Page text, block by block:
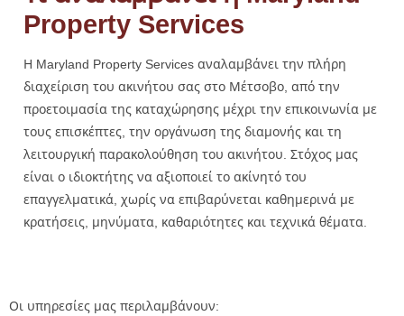
Property Services
Η Maryland Property Services αναλαμβάνει την πλήρη
διαχείριση του ακινήτου σας στο Μέτσοβο, από την
προετοιμασία της καταχώρησης μέχρι την επικοινωνία με
τους επισκέπτες, την οργάνωση της διαμονής και τη
λειτουργική παρακολούθηση του ακινήτου. Στόχος μας
είναι ο ιδιοκτήτης να αξιοποιεί το ακίνητό του
επαγγελματικά, χωρίς να επιβαρύνεται καθημερινά με
κρατήσεις, μηνύματα, καθαριότητες και τεχνικά θέματα.
Οι υπηρεσίες μας περιλαμβάνουν: